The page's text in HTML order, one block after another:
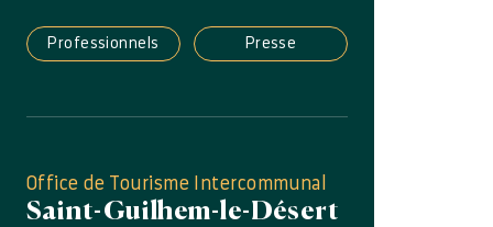
Professionnels Presse
Office de Tourisme Intercommunal
Saint-Guilhem-le-Désert